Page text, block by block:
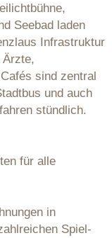
Seebad laden
Infrastruktur
sind zentral
und auch
stündlich.
für alle
in
Spiel-